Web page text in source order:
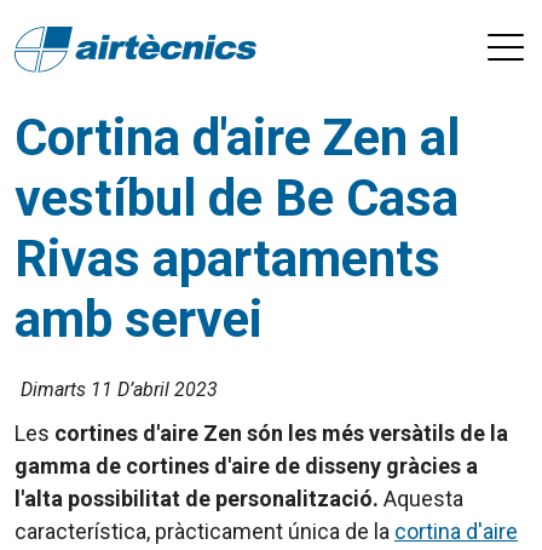
Cortina d'aire Zen al
vestíbul de Be Casa
Rivas apartaments
amb servei
Dimarts 11 D’abril 2023
Les cortines d'aire Zen són les més versàtils de la
gamma de cortines d'aire de disseny gràcies a
l'alta possibilitat de personalització. Aquesta
característica, pràcticament única de la cortina d'aire